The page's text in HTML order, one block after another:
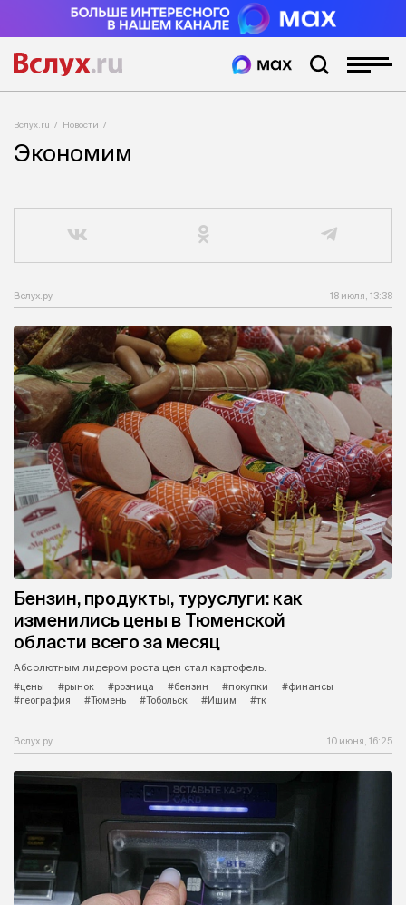
Вслух.ru Новости
Экономим
Вслух.ру 18 июля, 13:38
Бензин, продукты, туруслуги: как
изменились цены в Тюменской
области всего за месяц
Абсолютным лидером роста цен стал картофель.
#цены
#рынок #розница #бензин #покупки
#финансы
#география
#Тюмень #Тобольск #Ишим #тк
Вслух.ру 10 июня, 16:25